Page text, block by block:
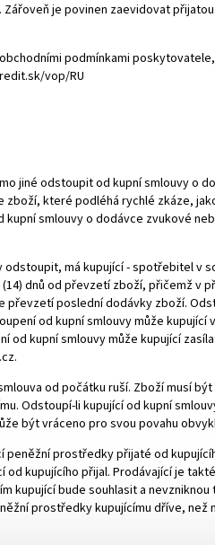
je povinen zaevidovat
podmínkami
vop/RU
jiné odstoupit od kupní smlouvy o
které podléhá rychlé zkáze,
smlouvy o dodávce zvukové
má kupující - spotřebitel v
dnů od převzetí zboží, přičemž v
převzetí poslední dodávky zboží.
od kupní smlouvy může kupující
kupní smlouvy může kupující
od počátku ruší. Zboží musí být
Odstoupí-li kupující od kupní
být vráceno pro svou povahu
prostředky přijaté od
kupujícího přijal. Prodávající je
kupující bude souhlasit a nevzniknou
prostředky kupujícímu dříve, než